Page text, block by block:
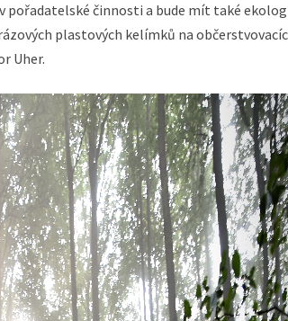
pořadatelské činnosti a bude mít také
plastových kelímků na
Uher.